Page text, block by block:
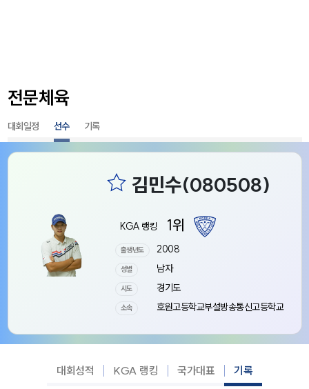
전문체육
대회일정 선수 기록
KGA 랭킹 1위
출생년도 2008
성별 남자
시도 경기도
소속 호원고등학교부설방송통신고등학교
대회성적 KGA 랭킹 국가대표 기록